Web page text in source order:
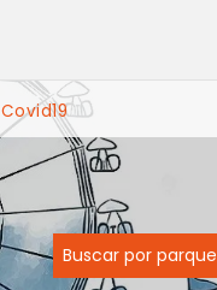
Covid19
Buscar por parque